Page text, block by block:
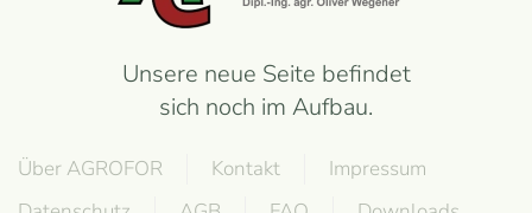
Unsere neue Seite befindet
sich noch im Aufbau.
Über AGROFOR Kontakt
Impressum